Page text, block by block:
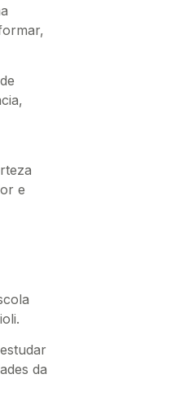
e
da